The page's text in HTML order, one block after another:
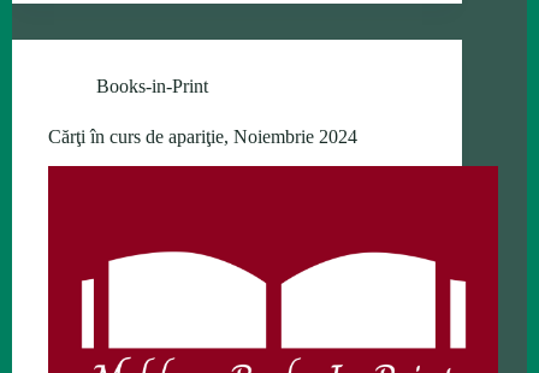
Books-in-Print
Cărţi în curs de apariţie, Noiembrie 2024